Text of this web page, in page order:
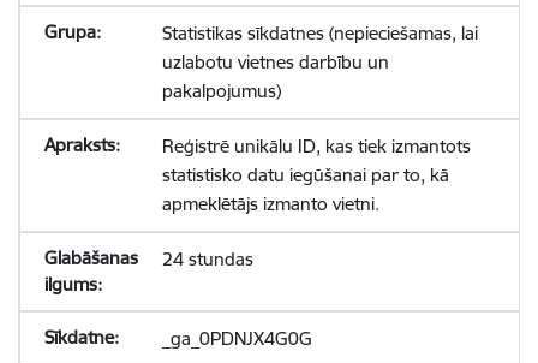
Statistikas sīkdatnes (nepieciešamas, lai
uzlabotu vietnes darbību un
pakalpojumus)
Reģistrē unikālu ID, kas tiek izmantots
statistisko datu iegūšanai par to, kā
apmeklētājs izmanto vietni.
24 stundas
_ga_0PDNJX4G0G